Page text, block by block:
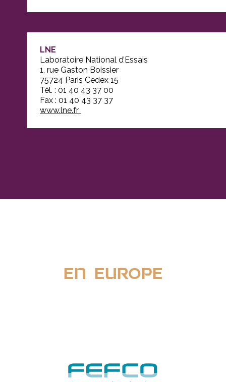
LNE
Laboratoire National d’Essais
1, rue Gaston Boissier
75724 Paris Cedex 15
Tél. : 01 40 43 37 00
Fax : 01 40 43 37 37
www.lne.fr
en europe